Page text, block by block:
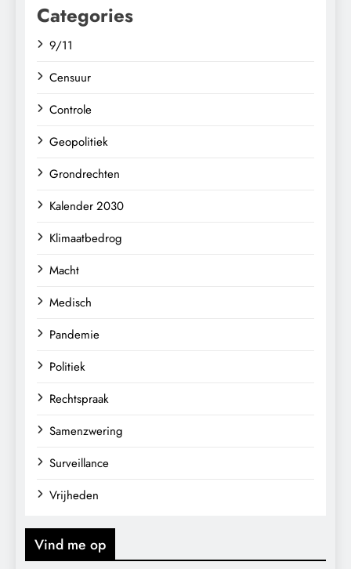
Categories
9/11
Censuur
Controle
Geopolitiek
Grondrechten
Kalender 2030
Klimaatbedrog
Macht
Medisch
Pandemie
Politiek
Rechtspraak
Samenzwering
Surveillance
Vrijheden
Vind me op